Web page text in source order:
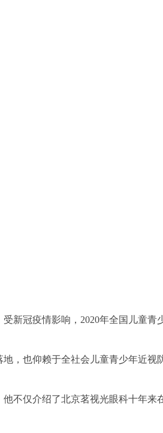
新冠疫情影响，2020年全国儿童
，也仰赖于全社会儿童青少年近
不仅介绍了北京茗视光眼科十年